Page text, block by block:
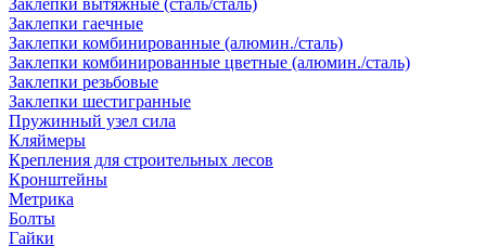
Заклепки вытяжные (сталь/сталь)
Заклепки гаечные
Заклепки комбинированные (алюмин./сталь)
Заклепки комбинированные цветные (алюмин./сталь)
Заклепки резьбовые
Заклепки шестигранные
Пружинный узел сила
Кляймеры
Крепления для строительных лесов
Кронштейны
Метрика
Болты
Гайки